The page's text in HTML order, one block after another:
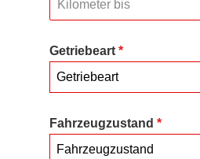
Getriebeart *
Getriebeart
Fahrzeugzustand *
Fahrzeugzustand